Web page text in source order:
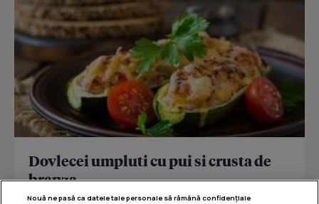
Dovlecei umpluti cu pui si crusta de
branza
Reteta delicioasa de dovlecei umpluti cu pui si crusta
Nouă ne pasă ca datele tale personale să rămână confidențiale